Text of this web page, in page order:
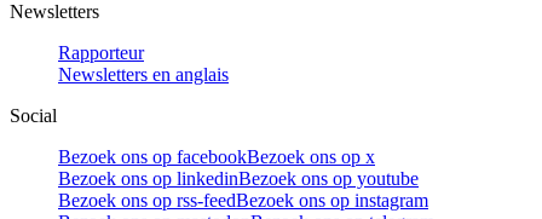
Newsletters
Rapporteur
Newsletters en anglais
Social
Bezoek ons op facebookBezoek ons op x
Bezoek ons op linkedinBezoek ons op youtube
Bezoek ons op rss-feedBezoek ons op instagram